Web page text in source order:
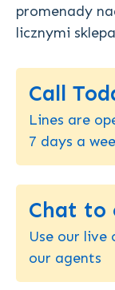
promenady
licznymi
Call
Lines are
7 days a
Chat to
Use our
our agents